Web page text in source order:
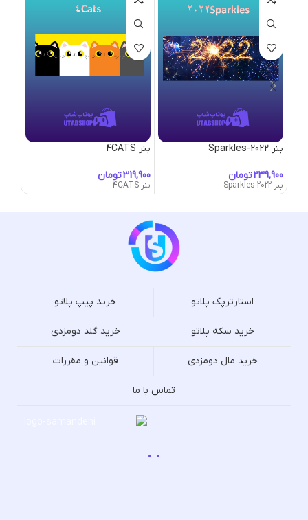
بنر 2022-Sparkles
تومان
بنر 2022-Sparkles
بنر 4CATS
تومان
بنر 4CATS
استارترپک پلاتو خرید پیپ پلاتو
خرید سکه پلاتو خرید گلد دومزدی
خرید مال دومزدی قوانین و مقررات
تماس با ما